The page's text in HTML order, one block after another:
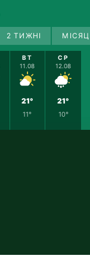
2 ТИЖНІ
ВТ
11.08
21°
11°
СР
12.08
21°
10°